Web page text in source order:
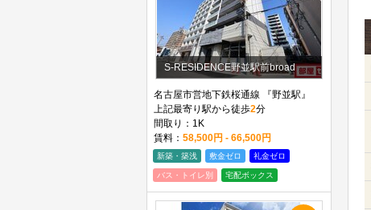
S-RESIDENCE野並駅前broad
名古屋市営地下鉄桜通線 『野並駅』
上記最寄り駅から徒歩2分
間取り：1K
賃料： 58,500円 - 66,500円
新築・築浅 敷金ゼロ 礼金ゼロ
バス・トイレ別 宅配ボックス